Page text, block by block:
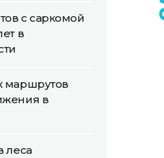
с саркомой
в
маршрутов
в
леса